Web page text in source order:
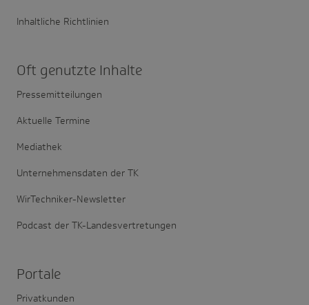
Inhaltliche Richtlinien
Oft genutzte Inhalte
Pressemitteilungen
Aktuelle Termine
Mediathek
Unternehmensdaten der TK
WirTechniker-Newsletter
Podcast der TK-Landesvertretungen
Portale
Privatkunden